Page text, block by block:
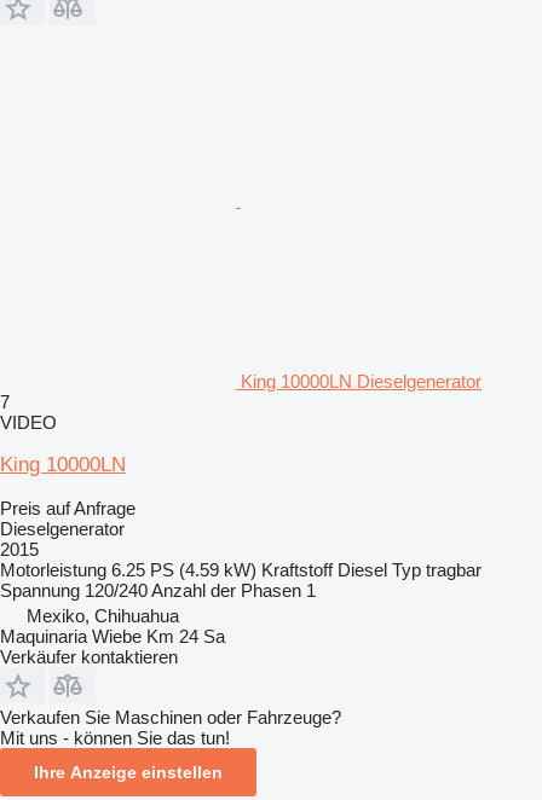
King 10000LN Dieselgenerator
7
VIDEO
King 10000LN
Preis auf Anfrage
Dieselgenerator
2015
Motorleistung 6.25 PS (4.59 kW) Kraftstoff Diesel Typ tragbar
Spannung 120/240Anzahl der Phasen 1
Mexiko, Chihuahua
Maquinaria Wiebe Km 24 Sa
Verkäufer kontaktieren
Verkaufen Sie Maschinen oder Fahrzeuge?
Mit uns - können Sie das tun!
Ihre Anzeige einstellen